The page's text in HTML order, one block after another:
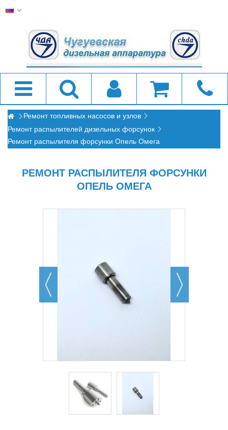
Ремонт топливных насосов и узлов
Ремонт распылителей дизельных форсунок
Ремонт распылителя форсунки Опель Омега
РЕМОНТ РАСПЫЛИТЕЛЯ ФОРСУНКИ
ОПЕЛЬ ОМЕГА